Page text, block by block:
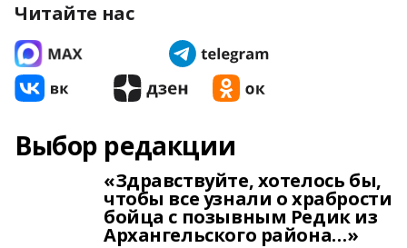
Читайте нас
Выбор редакции
«Здравствуйте, хотелось бы,
чтобы все узнали о храбрости
бойца с позывным Редик из
Архангельского района…»